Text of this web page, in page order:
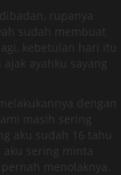
rupanya
sudah membuat
kebetulan hari itu
ayahku sayang
dengan
masih sering
aku sudah 16 tahu
sering minta
menolaknya.